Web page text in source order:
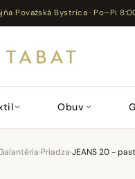
Považská Bystrica · Po–Pi
Obuv
›Priadza›JEANS 20 -